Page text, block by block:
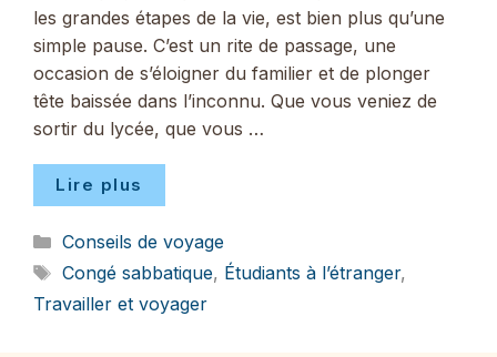
les grandes étapes de la vie, est bien plus qu’une
simple pause. C’est un rite de passage, une
occasion de s’éloigner du familier et de plonger
tête baissée dans l’inconnu. Que vous veniez de
sortir du lycée, que vous …
Lire plus
Catégories
Conseils de voyage
Étiquettes
Congé sabbatique, Étudiants à l’étranger,
Travailler et voyager